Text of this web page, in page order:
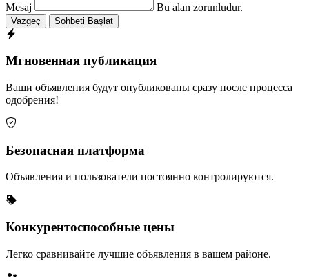
Mesaj Bu alan zorunludur.
Vazgeç Sohbeti Başlat
Мгновенная публикация
Ваши объявления будут опубликованы сразу после процесса
одобрения!
Безопасная платформа
Объявления и пользователи постоянно контролируются.
Конкурентоспособные цены
Легко сравнивайте лучшие объявления в вашем районе.